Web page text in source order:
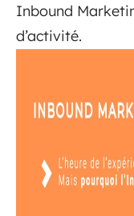
Inbound
d’activité.